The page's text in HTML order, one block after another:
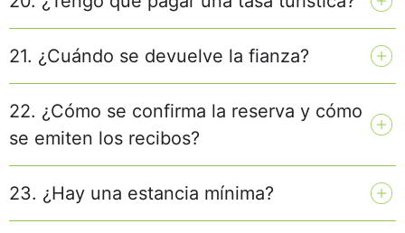
21. ¿Cuándo se devuelve la fianza?
22. ¿Cómo se confirma la reserva y cómo
se emiten los recibos?
23. ¿Hay una estancia mínima?